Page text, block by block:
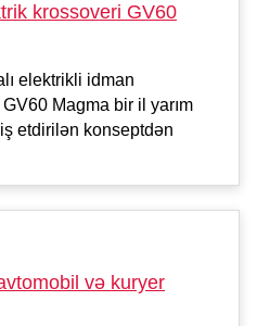
krossoveri GV60
elektrikli idman
Magma bir il yarım
etdirilən konseptdən
və kuryer